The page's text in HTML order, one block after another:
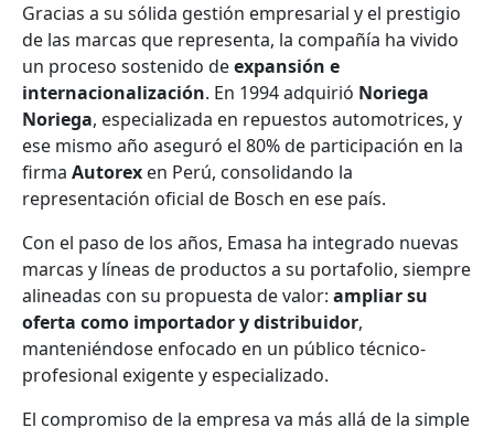
Gracias a su sólida gestión empresarial y el prestigio
de las marcas que representa, la compañía ha vivido
un proceso sostenido deexpansión e
internacionalización. En 1994 adquirió Noriega
Noriega, especializada en repuestos automotrices, y
ese mismo año aseguró el 80% de participación en la
firma Autorex en Perú, consolidando la
representación oficial de Bosch en ese país.
Con el paso de los años, Emasa ha integrado nuevas
marcas y líneas de productos a su portafolio, siempre
alineadas con su propuesta de valor: ampliar su
oferta como importador y distribuidor,
manteniéndose enfocado en un público técnico-
profesional exigente y especializado.
El compromiso de la empresa va más allá de la simple